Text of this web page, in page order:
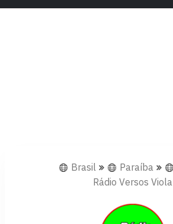
Brasil Paraíba
Rádio Versos Viola